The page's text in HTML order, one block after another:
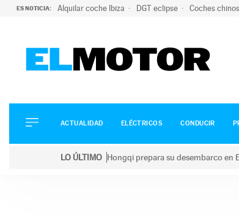
ES NOTICIA: Alquilar coche Ibiza DGT eclipse Coches chinos
ELÉCTRICOS
CONDUCIR
ACTUALIDAD ELÉCTRICOS CONDUCIR
LO ÚLTIMO Hongqi prepara su desembarco en